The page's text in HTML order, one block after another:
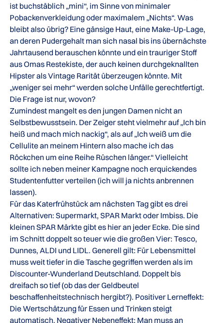
ist buchstäblich „mini“, im Sinne von minimaler
Pobackenverkleidung oder maximalem „Nichts“. Was
bleibt also übrig? Eine gänsige Haut, eine Make-Up-Lage,
an deren Pudergehalt man sich nasal bis ins übernächste
Jahrtausend berauschen könnte und ein trauriger Stoff
aus Omas Restekiste, der auch keinen durchgeknallten
Hipster als Vintage Rarität überzeugen könnte. Mit
„weniger sei mehr“ werden solche Unfälle gerechtfertigt.
Die Frage ist nur, wovon?
Zumindest mangelt es den jungen Damen nicht an
Selbstbewusstsein. Der Zeiger steht vielmehr auf „Ich bin
heiß und mach mich nackig“, als auf „Ich weiß um die
Cellulite an meinem Hintern also mache ich das
Röckchen um eine Reihe Rüschen länger.“ Vielleicht
sollte ich neben meiner Kampagne noch erquickendes
Studentenfutter verteilen (ich will ja nichts anbrennen
lassen).
Für das Katerfrühstück am nächsten Tag gibt es drei
Alternativen: Supermarkt, SPAR Markt oder Imbiss. Die
kleinen SPAR Märkte gibt es hier an jeder Ecke. Die sind
im Schnitt doppelt so teuer wie die großen Vier: Tesco,
Dunnes, ALDI und LIDL. Generell gilt: Für Lebensmittel
muss weit tiefer in die Tasche gegriffen werden als im
Discounter-Wunderland Deutschland. Doppelt bis
dreifach so tief (ob das der Geldbeutel
beschaffenheitstechnisch hergibt?). Positiver Lerneffekt:
Die Wertschätzung für Essen und Trinken steigt
automatisch. Negativer Nebeneffekt: Man muss an